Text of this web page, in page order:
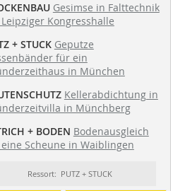
Gesimse in Falttechnik
Kongresshalle
+ STUCK Geputze
für ein
in München
Kellerabdichtung in
in Münchberg
+ BODEN Bodenausgleich
Scheune in Waiblingen
Ressort: PUTZ + STUCK